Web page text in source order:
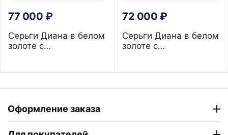
77 000 ₽
Серьги Диана в белом
золоте с
72 000 ₽
Серьги Диана в белом
золоте с
Оформление заказа